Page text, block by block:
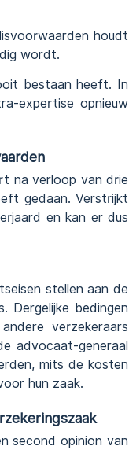
houdt
wordt.
bestaan heeft. In
expertise opnieuw
na verloop van drie
gedaan. Verstrijkt
en kan er dus
stellen aan de
bedingen
verzekeraars
advocaat-generaal
mits de kosten
hun zaak.
second opinion van